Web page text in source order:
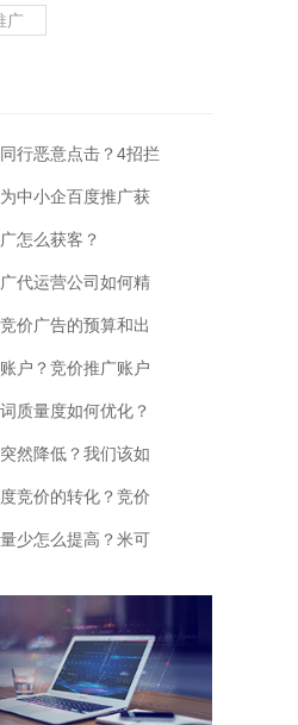
广
行恶意点击？4招拦
中小企百度推广获
怎么获客？
代运营公司如何精
价广告的预算和出
户？竞价推广账户
？
质量度如何优化？
化有以下3种方法！
然降低？我们该如
竞价的转化？竞价
享
少怎么提高？米可